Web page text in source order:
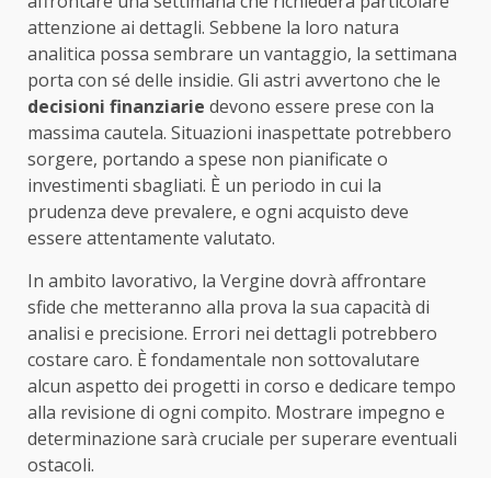
attenzione ai dettagli. Sebbene la loro natura
analitica possa sembrare un vantaggio, la settimana
porta con sé delle insidie. Gli astri avvertono che le
decisioni finanziarie devono essere prese con la
massima cautela. Situazioni inaspettate potrebbero
sorgere, portando a spese non pianificate o
investimenti sbagliati. È un periodo in cui la
prudenza deve prevalere, e ogni acquisto deve
essere attentamente valutato.
In ambito lavorativo, la Vergine dovrà affrontare
sfide che metteranno alla prova la sua capacità di
analisi e precisione. Errori nei dettagli potrebbero
costare caro. È fondamentale non sottovalutare
alcun aspetto dei progetti in corso e dedicare tempo
alla revisione di ogni compito. Mostrare impegno e
determinazione sarà cruciale per superare eventuali
ostacoli.